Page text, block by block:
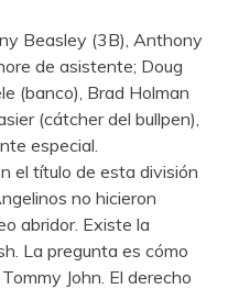
Beasley (3B), Anthony
de asistente; Doug
(banco), Brad Holman
(cátcher del bullpen),
especial.
el título de esta división
no hicieron
abridor. Existe la
La pregunta es cómo
John. El derecho